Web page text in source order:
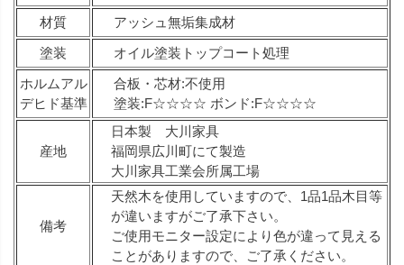
材質
アッシュ無垢集成材
塗装
オイル塗装トップコート処理
ホルムアル
デヒド基準
合板・芯材:不使用
塗装:F☆☆☆☆ ボンド:F☆☆☆☆
産地
日本製 大川家具
福岡県広川町にて製造
大川家具工業会所属工場
備考
天然木を使用していますので、1品1品木目等
が違いますがご了承下さい。
ご使用モニター設定により色が違って見える
ことがありますので、ご了承ください。